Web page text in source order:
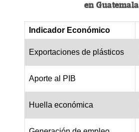
en Guatemala
Indicador Económico
Exportaciones de plásticos
Aporte al PIB
Huella económica